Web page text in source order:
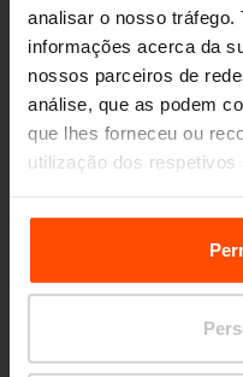
analisar o nosso tráfego.
informações acerca da
nossos parceiros de
análise, que as podem
que lhes forneceu ou
utilização dos respetivos
Para mais informações,
Relating to the